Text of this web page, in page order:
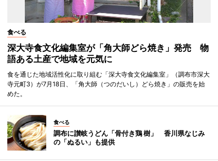
食べる
深大寺食文化編集室が「角大師どら焼き」発売 物
語ある土産で地域を元気に
食を通じた地域活性化に取り組む「深大寺食文化編集室」（調布市深大
寺元町3）が7月18日、「角大師（つのだいし）どら焼き」の販売を始
めた。
食べる
調布に讃岐うどん「骨付き鶏 樹」 香川県なじみ
の「ぬるい」も提供